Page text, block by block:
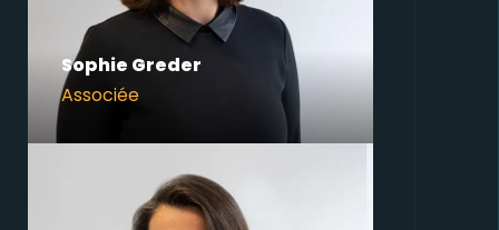
Sophie Greder
Associée